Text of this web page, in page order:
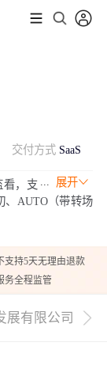
交付方式 SaaS
展开
看，支
、AUTO（带转场
支持5天无理由退款
务全程监管
展有限公司